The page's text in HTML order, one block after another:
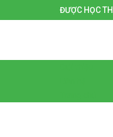
ĐƯỢC HỌC